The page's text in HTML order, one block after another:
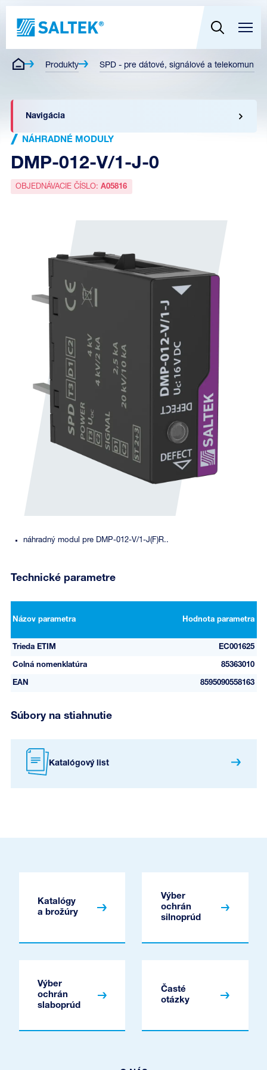
Produkty SPD - pre dátové, signálové a
Navigácia
NÁHRADNÉ MODULY
DMP-012-V/1-J-0
OBJEDNÁVACIE ČÍSLO:A05816
náhradný modul pre DMP-012-V/1-J(F)R..
Technické parametre
Názov parametra Hodnota parametra
Trieda ETIM EC001625
Colná nomenklatúra 85363010
EAN 8595090558163
Súbory na stiahnutie
Katalógový list
Katalógy
a brožúry
Výber
ochrán
silnoprúd
Výber
ochrán
slaboprúd
Časté
otázky